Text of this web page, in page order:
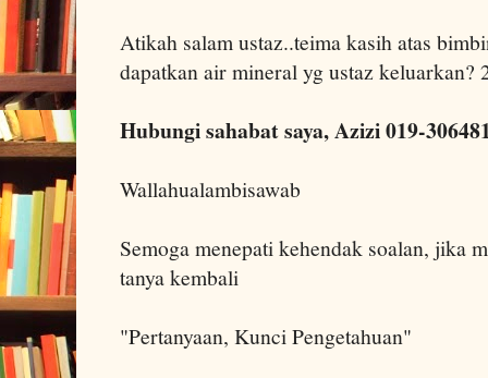
Atikah salam ustaz..teima kasih atas
dapatkan air mineral yg ustaz keluarkan?
Hubungi sahabat saya, Azizi 019-
Wallahualambisawab
Semoga menepati kehendak soalan, jika
tanya kembali
"Pertanyaan, Kunci Pengetahuan"